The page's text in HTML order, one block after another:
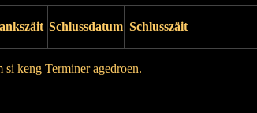
Schlussdatum Schlusszäit
si keng Terminer agedroen.